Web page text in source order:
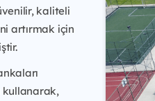
kaliteli
artırmak için
kullanarak,